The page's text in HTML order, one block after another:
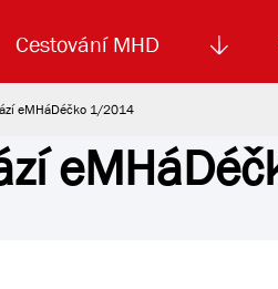
Cestování MHD
Koupit jízdenku
Reklama Smluvní
Aktuality
eMHáDéčko 1/2014